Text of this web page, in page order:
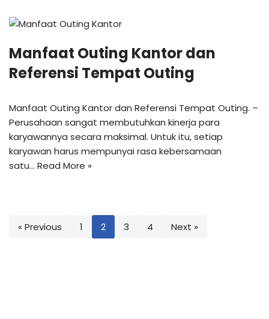
Manfaat Outing Kantor dan
Referensi Tempat Outing
Manfaat Outing Kantor dan Referensi Tempat Outing. –
Perusahaan sangat membutuhkan kinerja para
karyawannya secara maksimal. Untuk itu, setiap
karyawan harus mempunyai rasa kebersamaan
satu… Read More »
« Previous 1 2 3 4 Next »